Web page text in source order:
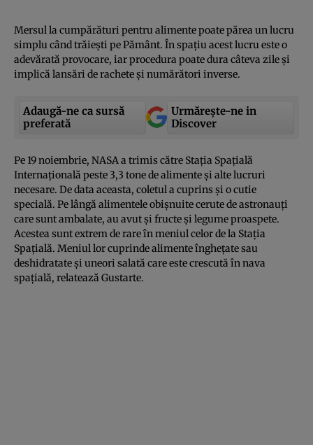
Mersul la cumpărături pentru alimente poate părea un lucru
simplu când trăieşti pe Pământ. În spaţiu acest lucru este o
adevărată provocare, iar procedura poate dura câteva zile şi
implică lansări de rachete şi numărători inverse.
Adaugă-ne ca sursă
preferată
Urmărește-ne in
Discover
Pe 19 noiembrie, NASA a trimis către Staţia Spaţială
Internaţională peste 3,3 tone de alimente şi alte lucruri
necesare. De data aceasta, coletul a cuprins şi o cutie
specială. Pe lângă alimentele obişnuite cerute de astronauţi
care sunt ambalate, au avut şi fructe şi legume proaspete.
Acestea sunt extrem de rare în meniul celor de la Staţia
Spaţială. Meniul lor cuprinde alimente îngheţate sau
deshidratate şi uneori salată care este crescută în nava
spaţială, relatează Gustarte.